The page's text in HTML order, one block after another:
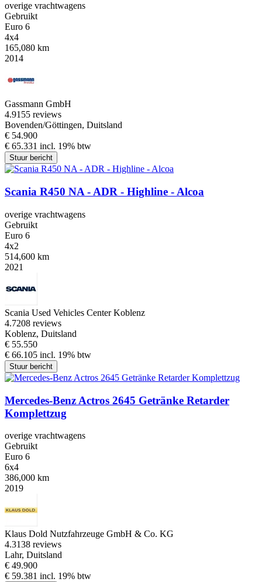
overige vrachtwagens
Gebruikt
Euro 6
4x4
165,080 km
2014
Gassmann GmbH
4.9155 reviews
Bovenden/Göttingen, Duitsland
€ 54.900
€ 65.331 incl. 19% btw
Stuur bericht
Scania R450 NA - ADR - Highline - Alcoa
overige vrachtwagens
Gebruikt
Euro 6
4x2
514,600 km
2021
Scania Used Vehicles Center Koblenz
4.7208 reviews
Koblenz, Duitsland
€ 55.550
€ 66.105 incl. 19% btw
Stuur bericht
Mercedes-Benz Actros 2645 Getränke Retarder
Komplettzug
overige vrachtwagens
Gebruikt
Euro 6
6x4
386,000 km
2019
Klaus Dold Nutzfahrzeuge GmbH & Co. KG
4.3138 reviews
Lahr, Duitsland
€ 49.900
€ 59.381 incl. 19% btw